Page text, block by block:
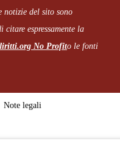
notizie del sito sono
espressamente la
No Profito le fonti
Note legali